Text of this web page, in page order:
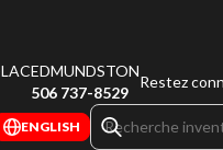
EDMUNDSTON
506 737-8529
Restez
ENGLISH